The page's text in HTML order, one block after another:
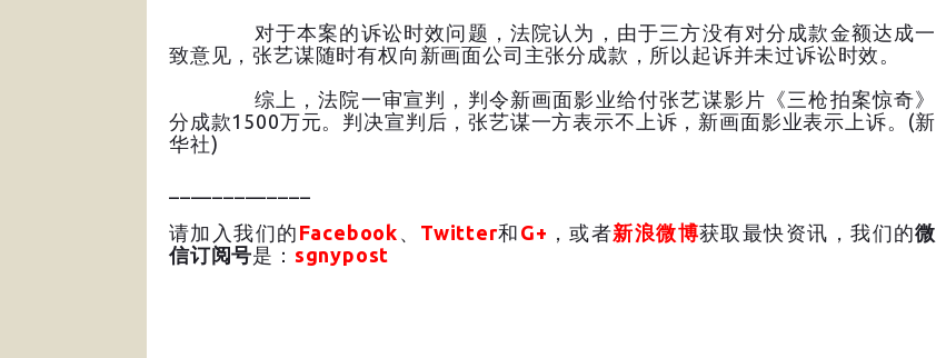
对于本案的诉讼时效问题，法院认为，由于三方没有对分成款金额达成一
致意见，张艺谋随时有权向新画面公司主张分成款，所以起诉并未过诉讼时效。
综上，法院一审宣判，判令新画面影业给付张艺谋影片《三枪拍案惊奇》
分成款1500万元。判决宣判后，张艺谋一方表示不上诉，新画面影业表示上诉。(新
华社)
请加入我们的 Facebook 、 Twitter和 G+ ，或者新浪微博获取最快资讯，我们的微
信订阅号是： sgnypost